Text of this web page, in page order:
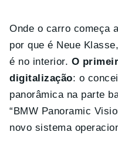
Onde o carro começa
por que é Neue
é no interior. O
digitalização: o
panorâmica na parte
“BMW Panoramic
novo sistema